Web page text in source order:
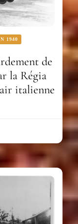
1940
de
la Régia
italienne